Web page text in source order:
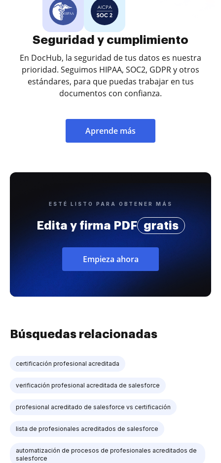
Seguridad y cumplimiento
En DocHub, la seguridad de tus datos es nuestra
prioridad. Seguimos HIPAA, SOC2, GDPR y otros
estándares, para que puedas trabajar en tus
documentos con confianza.
Aprende más
ESTÉ LISTO PARA OBTENER MÁS
Edita y firma PDF gratis
Empieza ahora
Búsquedas relacionadas
certificación profesional acreditada
verificación profesional acreditada de salesforce
profesional acreditado de salesforce vs certificación
lista de profesionales acreditados de salesforce
automatización de procesos de profesionales acreditados de
salesforce